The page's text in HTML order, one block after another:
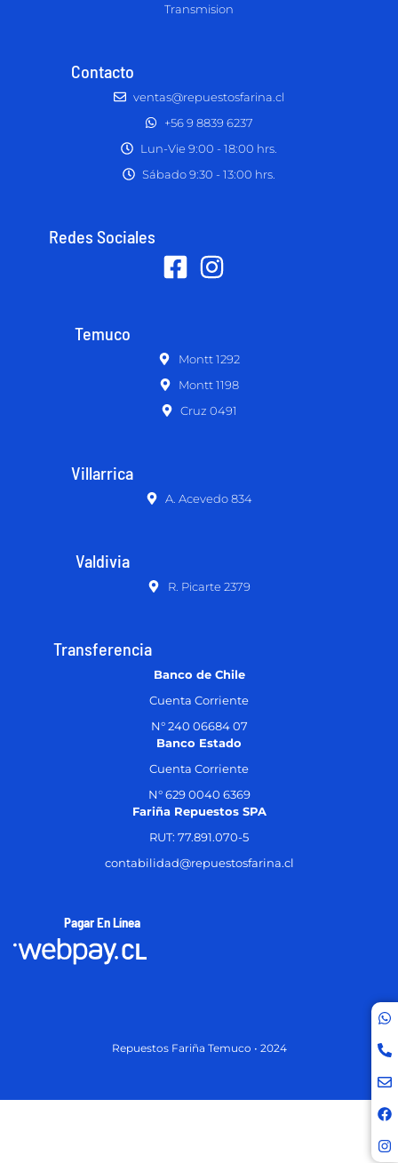
Transmision
Contacto
ventas@repuestosfarina.cl
+56 9 8839 6237
Lun-Vie 9:00 - 18:00 hrs.
Sábado 9:30 - 13:00 hrs.
Redes Sociales
Temuco
Montt 1292
Montt 1198
Cruz 0491
Villarrica
A. Acevedo 834
Valdivia
R. Picarte 2379
Transferencia
Banco de Chile
Cuenta Corriente
N° 240 06684 07
Banco Estado
Cuenta Corriente
N° 629 0040 6369
Fariña Repuestos SPA
RUT: 77.891.070-5
contabilidad@repuestosfarina.cl
Pagar En Línea
Repuestos Fariña Temuco • 2024